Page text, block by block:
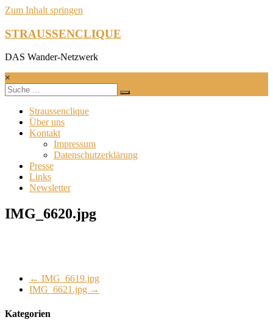
Zum Inhalt springen
STRAUSSENCLIQUE
DAS Wander-Netzwerk
×
Straussenclique
Über uns
Kontakt
Impressum
Datenschutzerklärung
Presse
Links
Newsletter
IMG_6620.jpg
← IMG_6619.jpg
IMG_6621.jpg →
Kategorien